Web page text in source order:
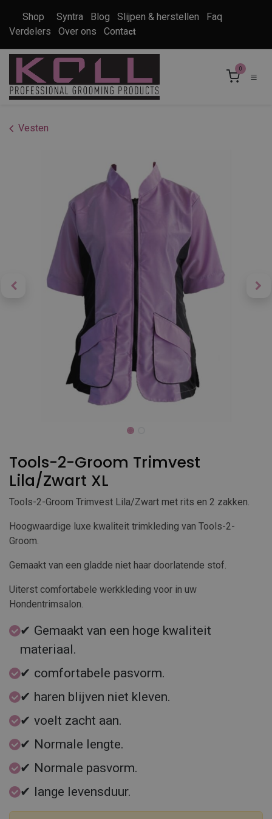
Shop Syntra Blog Slijpen & herstellen
Faq
Verdelers
Over ons Contact
0
Vesten
Tools-2-Groom Trimvest
Lila/Zwart XL
Tools-2-Groom Trimvest Lila/Zwart met rits en 2 zakken.
Hoogwaardige luxe kwaliteit trimkleding van Tools-2-
Groom.
Gemaakt van een gladde niet haar doorlatende stof.
Uiterst comfortabele werkkleding voor in uw
Hondentrimsalon.
✔ Gemaakt van een hoge kwaliteit
materiaal.
✔ comfortabele pasvorm.
✔ haren blijven niet kleven.
✔ voelt zacht aan.
✔ Normale lengte.
✔ Normale pasvorm.
✔ lange levensduur.